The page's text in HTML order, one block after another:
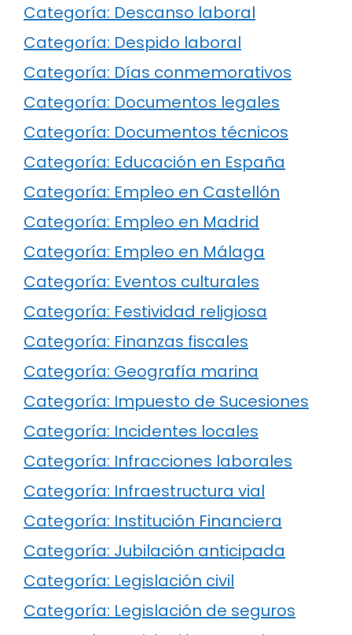
Categoría: Descanso laboral
Categoría: Despido laboral
Categoría: Días conmemorativos
Categoría: Documentos legales
Categoría: Documentos técnicos
Categoría: Educación en España
Categoría: Empleo en Castellón
Categoría: Empleo en Madrid
Categoría: Empleo en Málaga
Categoría: Eventos culturales
Categoría: Festividad religiosa
Categoría: Finanzas fiscales
Categoría: Geografía marina
Categoría: Impuesto de Sucesiones
Categoría: Incidentes locales
Categoría: Infracciones laborales
Categoría: Infraestructura vial
Categoría: Institución Financiera
Categoría: Jubilación anticipada
Categoría: Legislación civil
Categoría: Legislación de seguros